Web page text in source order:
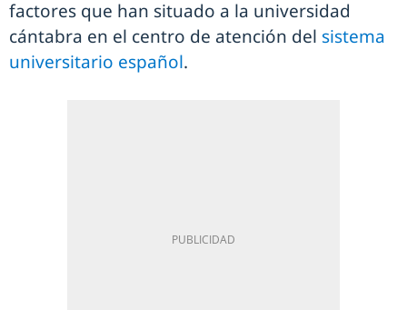
factores que han situado a la universidad
cántabra en el centro de atención del sistema
universitario español.